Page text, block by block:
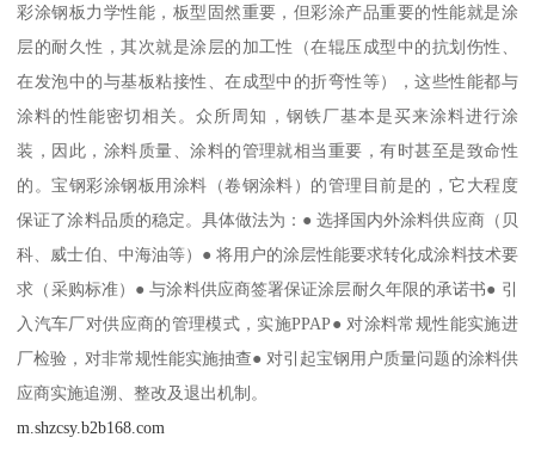
彩涂钢板力学性能，板型固然重要，但彩涂产品重要的性能就是涂
层的耐久性，其次就是涂层的加工性（在辊压成型中的抗划伤性、
在发泡中的与基板粘接性、在成型中的折弯性等），这些性能都与
涂料的性能密切相关。众所周知，钢铁厂基本是买来涂料进行涂
装，因此，涂料质量、涂料的管理就相当重要，有时甚至是致命性
的。宝钢彩涂钢板用涂料（卷钢涂料）的管理目前是的，它大程度
保证了涂料品质的稳定。具体做法为：● 选择国内外涂料供应商（贝
科、威士伯、中海油等）● 将用户的涂层性能要求转化成涂料技术要
求（采购标准）● 与涂料供应商签署保证涂层耐久年限的承诺书● 引
入汽车厂对供应商的管理模式，实施PPAP● 对涂料常规性能实施进
厂检验，对非常规性能实施抽查● 对引起宝钢用户质量问题的涂料供
应商实施追溯、整改及退出机制。
m.shzcsy.b2b168.com